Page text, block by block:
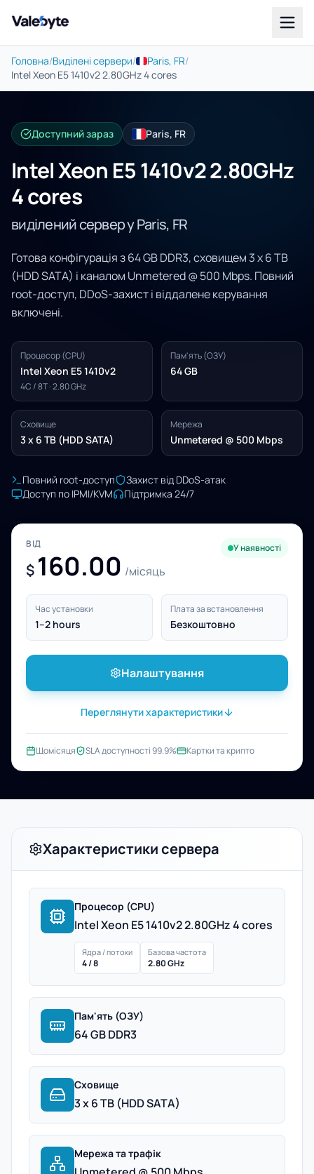
Valebyte
Головна/Виділені сервери/ Paris, FR/
Intel Xeon E5 1410v2 2.80GHz 4 cores
Доступний зараз Paris, FR
Intel Xeon E5 1410v2 2.80GHz
4 cores
виділений сервер у Paris, FR
Готова конфігурація з 64 GB DDR3, сховищем 3 x 6 TB
(HDD SATA) і каналом Unmetered @ 500 Mbps. Повний
root-доступ, DDoS-захист і віддалене керування
включені.
Процесор (CPU)
Intel Xeon E5 1410v2
4C / 8T · 2.80 GHz
Пам'ять (ОЗУ)
64 GB
Сховище
3 x 6 TB (HDD SATA)
Мережа
Unmetered @ 500 Mbps
Повний root-доступ
Захист від DDoS-атак
Доступ по IPMI/KVM
Підтримка 24/7
ВІД
$ 160.00 /місяць
У наявності
Час установки
1–2 hours
Плата за встановлення
Безкоштовно
Налаштування
Переглянути характеристики
Щомісяця SLA доступності 99.9% Картки та крипто
Характеристики сервера
Процесор (CPU)
Intel Xeon E5 1410v2 2.80GHz 4 cores
Ядра / потоки
4 / 8
Базова частота
2.80 GHz
Пам'ять (ОЗУ)
64 GB DDR3
Сховище
3 x 6 TB (HDD SATA)
Мережа та трафік